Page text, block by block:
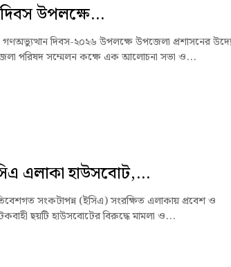
উপলক্ষে...
দিবস-২০২৬ উপলক্ষে উপজেলা প্রশাসনের
পরিষদ সম্মেলন কক্ষে এক আলোচনা সভা ও...
এলাকা হাউসবোট,...
সংকটাপন্ন (ইসিএ) সংরক্ষিত এলাকায় প্রবেশ ও
ছয়টি হাউসবোটের বিরুদ্ধে মামলা ও...